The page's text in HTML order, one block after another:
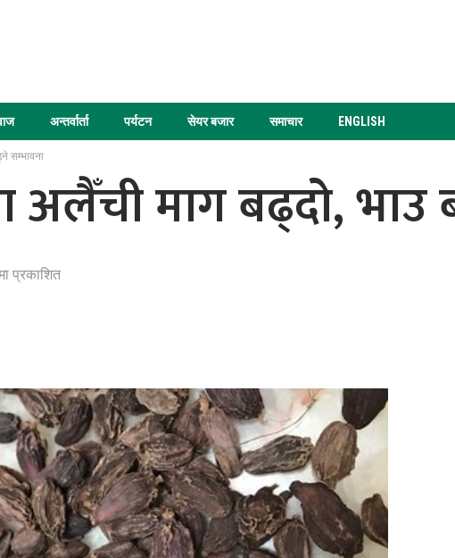
अन्तर्वार्ता पर्यटन सेयर बजार समाचार ENGLISH
सम्भावना
अलैँची माग बढ्दो, भाउ
प्रकाशित